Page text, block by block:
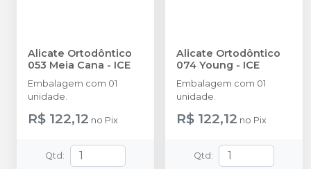
Alicate Ortodôntico
053 Meia Cana - ICE
Embalagem com 01
unidade.
R$ 122,12 no Pix
Qtd :
Alicate Ortodôntico
074 Young - ICE
Embalagem com 01
unidade.
R$ 122,12 no Pix
Qtd :